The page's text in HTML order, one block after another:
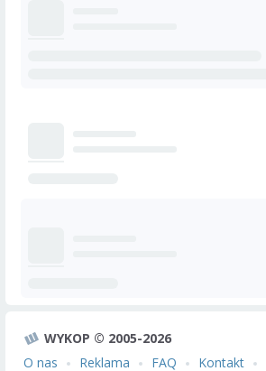
WYKOP © 2005-2026
O nas
Reklama FAQ Kontakt